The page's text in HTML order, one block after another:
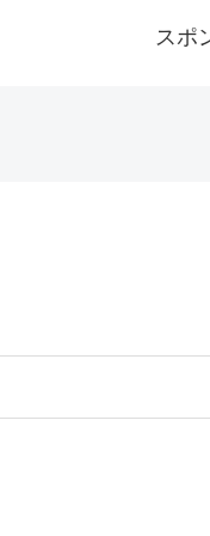
スポ